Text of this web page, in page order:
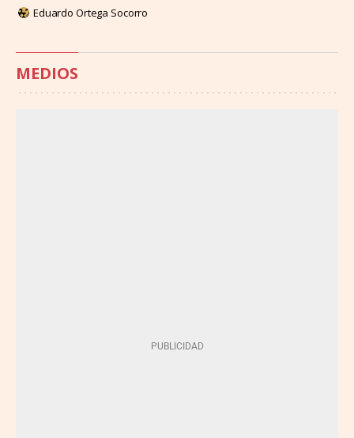
Eduardo Ortega Socorro
MEDIOS